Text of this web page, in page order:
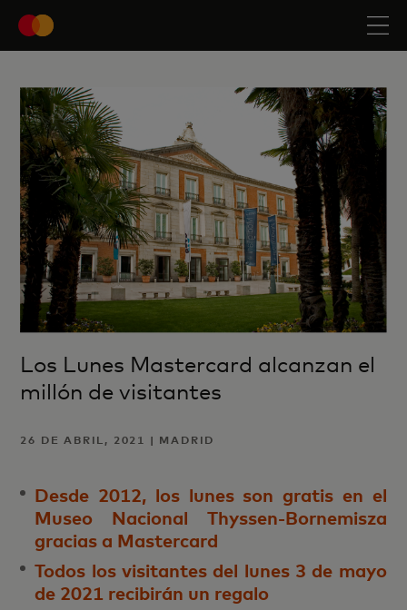
Los Lunes Mastercard alcanzan el
millón de visitantes
26 DE ABRIL, 2021 | MADRID
Desde 2012, los lunes son gratis en el
Museo Nacional Thyssen-Bornemisza
gracias a Mastercard
Todos los visitantes del lunes 3 de mayo
de 2021 recibirán un regalo